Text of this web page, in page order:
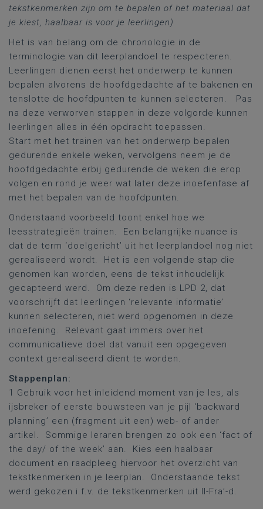
tekstkenmerken zijn om te bepalen of het materiaal dat
je kiest, haalbaar is voor je leerlingen)
Het is van belang om de chronologie in de
terminologie van dit leerplandoel te respecteren.
Leerlingen dienen eerst het onderwerp te kunnen
bepalen alvorens de hoofdgedachte af te bakenen en
tenslotte de hoofdpunten te kunnen selecteren. Pas
na deze verworven stappen in deze volgorde kunnen
leerlingen alles in één opdracht toepassen.
Start met het trainen van het onderwerp bepalen
gedurende enkele weken, vervolgens neem je de
hoofdgedachte erbij gedurende de weken die erop
volgen en rond je weer wat later deze inoefenfase af
met het bepalen van de hoofdpunten.
Onderstaand voorbeeld toont enkel hoe we
leesstrategieën trainen. Een belangrijke nuance is
dat de term ‘doelgericht’ uit het leerplandoel nog niet
gerealiseerd wordt. Het is een volgende stap die
genomen kan worden, eens de tekst inhoudelijk
gecapteerd werd. Om deze reden is LPD 2, dat
voorschrijft dat leerlingen ‘relevante informatie’
kunnen selecteren, niet werd opgenomen in deze
inoefening. Relevant gaat immers over het
communicatieve doel dat vanuit een opgegeven
context gerealiseerd dient te worden.
Stappenplan:
1 Gebruik voor het inleidend moment van je les, als
ijsbreker of eerste bouwsteen van je pijl ‘backward
planning’ een (fragment uit een) web- of ander
artikel. Sommige leraren brengen zo ook een ‘fact of
the day/ of the week’ aan. Kies een haalbaar
document en raadpleeg hiervoor het overzicht van
tekstkenmerken in je leerplan. Onderstaande tekst
werd gekozen i.f.v. de tekstkenmerken uit II-Fra’-d.